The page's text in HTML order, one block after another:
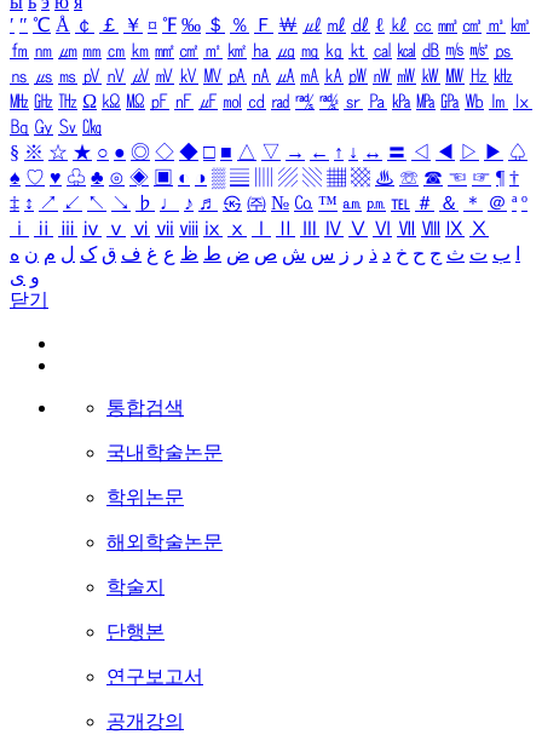
′ ″ ℃ Å ￠ ￡ ￥ ¤ ℉ ‰ ＄ ％ Ｆ ￦ ㎕ ㎖ ㎗ ℓ ㎘ ㏄ ㎣ ㎤ ㎥ ㎦
㎙ ㎚ ㎛ ㎜ ㎝ ㎞ ㎟ ㎠ ㎡ ㎢ ㏊ ㎍ ㎎ ㎏ ㏏ ㎈ ㎉ ㏈ ㎧ ㎨ ㎰
㎱ ㎲ ㎳ ㎴ ㎵ ㎶ ㎷ ㎸ ㎹ ㎀ ㎁ ㎂ ㎃ ㎄ ㎺ ㎻ ㎽ ㎾ ㎿ ㎐ ㎑
㎒ ㎓ ㎔ Ω ㏀ ㏁ ㎊ ㎋ ㎌ ㏖ ㏅ ㎭ ㎮ ㎯ ㏛ ㎩ ㎪ ㎫ ㎬ ㏝ ㏐
㏓
㏃ ㏉ ㏜ ㏆
§ ※ ☆ ★ ○ ● ◎ ◇ ◆ □ ■ △ ▽ → ← ↑ ↓ ↔ 〓 ◁ ◀ ▷ ▶ ♤
♠ ♡ ♥ ♧ ♣ ⊙ ◈ ▣ ◐ ◑ ▒ ▤ ▨ ▧ ▦ ▩ ♨ ☏ ☎ ☜ ☞ ¶ †
‡ ↕ ↗ ↙ ↖ ↘ ♭ ♩ ♪ ♬ ㉿ ㈜ № ㏇ ™ ㏂ ㏘ ℡ ＃ ＆ ＊ ＠ ª º
ⅰ
ⅱ ⅲ ⅳ ⅴ ⅵ ⅶ ⅷ ⅸ ⅹ Ⅳ Ⅴ Ⅵ Ⅶ Ⅷ Ⅸ Ⅹ
ب ت ث ج ح خ د ذ ر ز س ش ص ض ط ظ ع غ ف ق ک ل م ن ه
و ی
닫기
통합검색
국내학술논문
학위논문
해외학술논문
학술지
단행본
연구보고서
공개강의